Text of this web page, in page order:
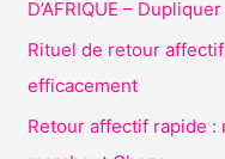
D’AFRIQUE –
Rituel de retour
efficacement
Retour affectif rapide :